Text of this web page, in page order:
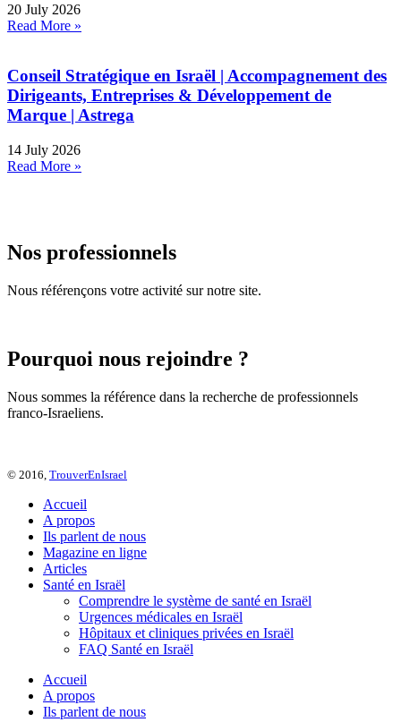
20 July 2026
Read More »
Conseil Stratégique en Israël | Accompagnement des
Dirigeants, Entreprises & Développement de
Marque | Astrega
14 July 2026
Read More »
Nos professionnels
Nous référençons votre activité sur notre site.
Pourquoi nous rejoindre ?
Nous sommes la référence dans la recherche de professionnels
franco-Israeliens.
© 2016, TrouverEnIsrael
Accueil
A propos
Ils parlent de nous
Magazine en ligne
Articles
Santé en Israël
Comprendre le système de santé en Israël
Urgences médicales en Israël
Hôpitaux et cliniques privées en Israël
FAQ Santé en Israël
Accueil
A propos
Ils parlent de nous